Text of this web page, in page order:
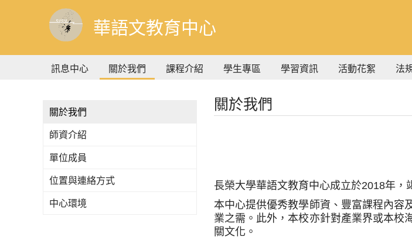
主
要
容
華語文教育中心
訊息中心 關於我們 課程介紹 學生專區 學習資訊 活動花絮 法
關於我們
長榮大學華語文教育中心成立於2018年，
本中心提供優秀教學師資、豐富課程內容
業之需。此外，本校亦針對產業界或本校
關文化。
關於我們
師資介紹
單位成員
位置與連絡方式
中心環境